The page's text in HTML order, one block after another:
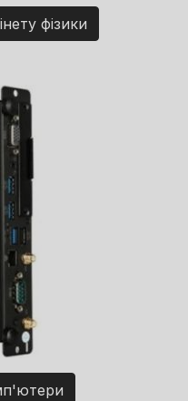
фізики